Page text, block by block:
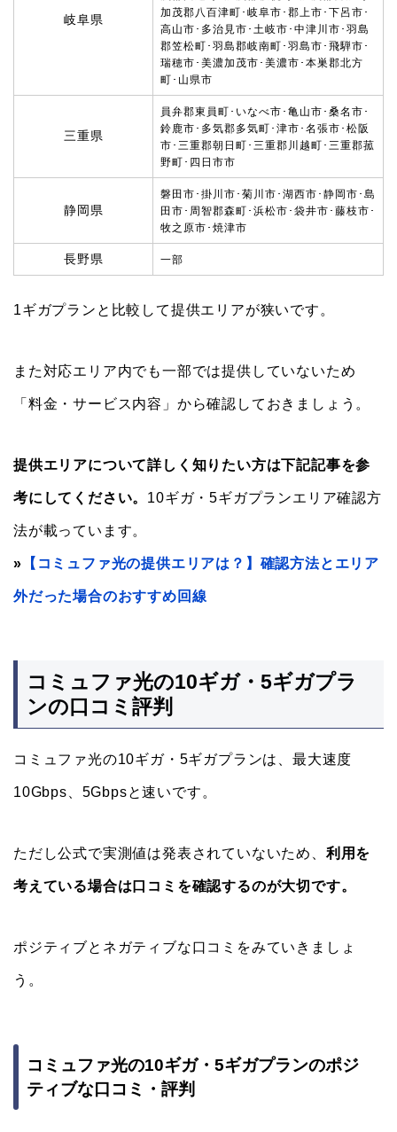
岐阜県
加茂郡八百津町･岐阜市･郡上市･下呂市･
高山市･多治見市･土岐市･中津川市･羽島
郡笠松町･羽島郡岐南町･羽島市･飛騨市･
瑞穂市･美濃加茂市･美濃市･本巣郡北方
町･山県市
三重県
員弁郡東員町･いなべ市･亀山市･桑名市･
鈴鹿市･多気郡多気町･津市･名張市･松阪
市･三重郡朝日町･三重郡川越町･三重郡菰
野町･四日市市
静岡県
磐田市･掛川市･菊川市･湖西市･静岡市･島
田市･周智郡森町･浜松市･袋井市･藤枝市･
牧之原市･焼津市
長野県 一部
1ギガプランと比較して提供エリアが狭いです。
また対応エリア内でも一部では提供していないため
「料金・サービス内容」から確認しておきましょう。
提供エリアについて詳しく知りたい方は下記記事を参
考にしてください。 10ギガ・5ギガプランエリア確認方
法が載っています。
» 【コミュファ光の提供エリアは？】確認方法とエリア
外だった場合のおすすめ回線
コミュファ光の10ギガ・5ギガプラ
ンの口コミ評判
コミュファ光の10ギガ・5ギガプランは、最大速度
10Gbps、5Gbpsと速いです。
ただし公式で実測値は発表されていないため、 利用を
考えている場合は口コミを確認するのが大切です。
ポジティブとネガティブな口コミをみていきましょ
う。
コミュファ光の10ギガ・5ギガプランのポジ
ティブな口コミ・評判